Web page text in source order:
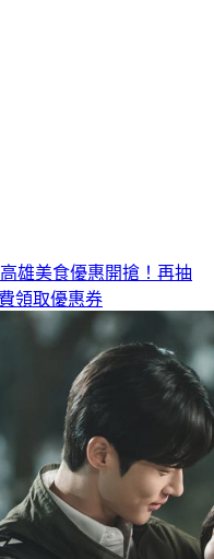
高雄美食優惠開搶！再抽
領取優惠券